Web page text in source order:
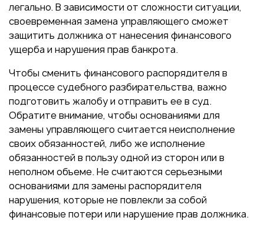
легально. В зависимости от сложности ситуации,
своевременная замена управляющего сможет
защитить должника от нанесения финансового
ущерба и нарушения прав банкрота.
Чтобы сменить финансового распорядителя в
процессе судебного разбирательства, важно
подготовить жалобу и отправить ее в суд.
Обратите внимание, чтобы основаниями для
замены управляющего считается неисполнение
своих обязанностей, либо же исполнение
обязанностей в пользу одной из сторон или в
неполном объеме. Не считаются серьезными
основаниями для замены распорядителя
нарушения, которые не повлекли за собой
финансовые потери или нарушение прав должника.